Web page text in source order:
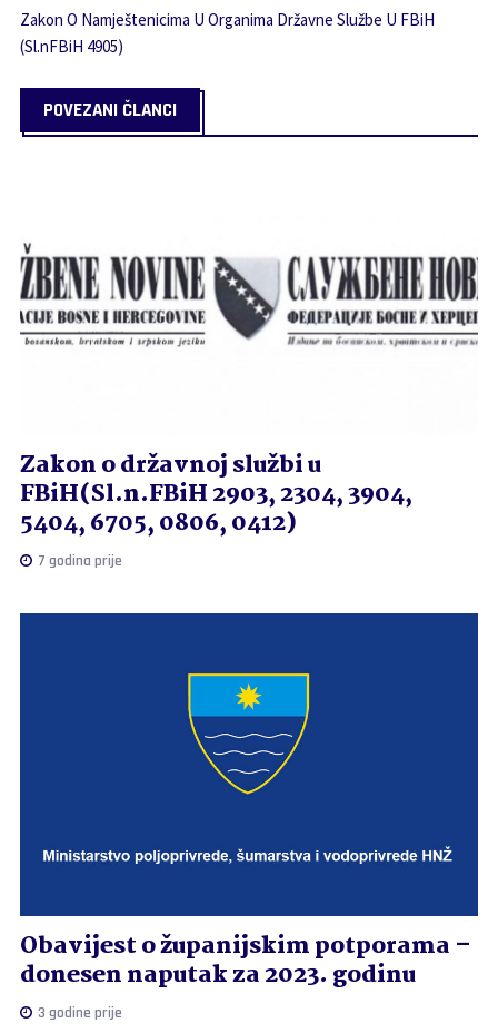
Zakon O Namještenicima U Organima Državne Službe U FBiH
(Sl.nFBiH 4905)
POVEZANI ČLANCI
Zakon o državnoj službi u
FBiH(Sl.n.FBiH 2903, 2304, 3904,
5404, 6705, 0806, 0412)
7 godina prije
Obavijest o županijskim potporama –
donesen naputak za 2023. godinu
3 godine prije